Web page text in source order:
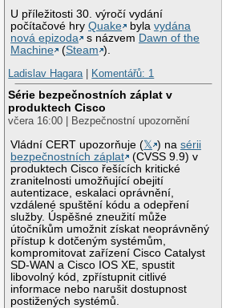
U příležitosti 30. výročí vydání
počítačové hryQuake bylavydána
nová epizoda
s názvem Dawn of the
Machine
(Steam ).
Ladislav Hagara| Komentářů: 1
Série bezpečnostních záplat v
produktech Cisco
včera 16:00 | Bezpečnostní upozornění
Vládní CERT upozorňuje (𝕏 ) nasérii
bezpečnostních záplat
(CVSS 9.9) v
produktech Cisco řešících kritické
zranitelnosti umožňující obejití
autentizace, eskalaci oprávnění,
vzdálené spuštění kódu a odepření
služby. Úspěšné zneužití může
útočníkům umožnit získat neoprávněný
přístup k dotčeným systémům,
kompromitovat zařízení Cisco Catalyst
SD-WAN a Cisco IOS XE, spustit
libovolný kód, zpřístupnit citlivé
informace nebo narušit dostupnost
postižených systémů.